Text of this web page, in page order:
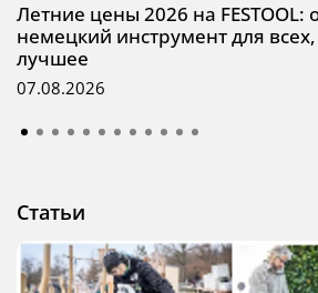
Летние цены 2026 на
немецкий инструмент для
лучшее
07.08.2026
Статьи